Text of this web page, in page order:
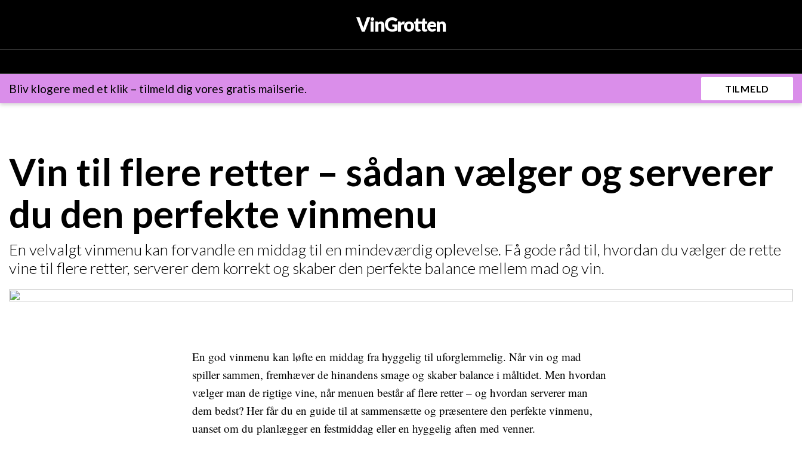
VinGrotten
Bliv klogere med et klik – tilmeld dig vores gratis mailserie. TILMELD
Vin til flere retter – sådan vælger og serverer
du den perfekte vinmenu
En velvalgt vinmenu kan forvandle en middag til en mindeværdig oplevelse. Få gode råd til, hvordan du vælger de rette
vine til flere retter, serverer dem korrekt og skaber den perfekte balance mellem mad og vin.
En god vinmenu kan løfte en middag fra hyggelig til uforglemmelig. Når vin og mad
spiller sammen, fremhæver de hinandens smage og skaber balance i måltidet. Men hvordan
vælger man de rigtige vine, når menuen består af flere retter – og hvordan serverer man
dem bedst? Her får du en guide til at sammensætte og præsentere den perfekte vinmenu,
uanset om du planlægger en festmiddag eller en hyggelig aften med venner.